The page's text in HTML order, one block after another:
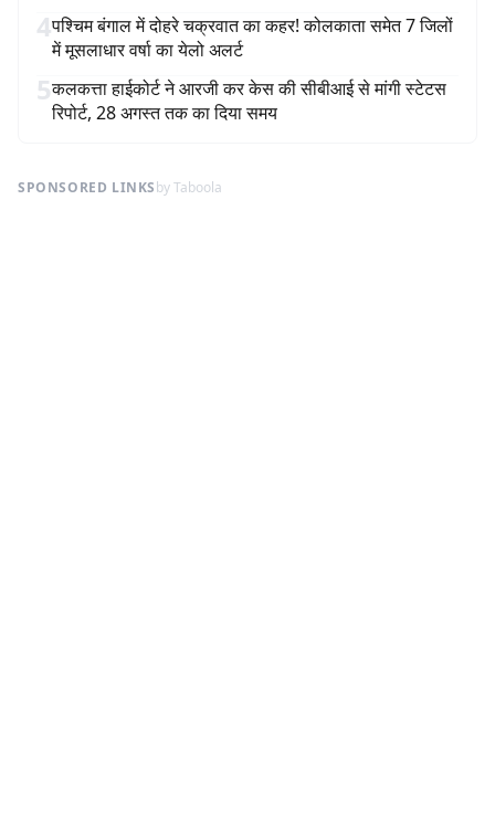
4पश्चिम बंगाल में दोहरे चक्रवात का कहर! कोलकाता समेत 7 जिलों
में मूसलाधार वर्षा का येलो अलर्ट
5कलकत्ता हाईकोर्ट ने आरजी कर केस की सीबीआई से मांगी स्टेटस
रिपोर्ट, 28 अगस्त तक का दिया समय
SPONSORED LINKSby Taboola